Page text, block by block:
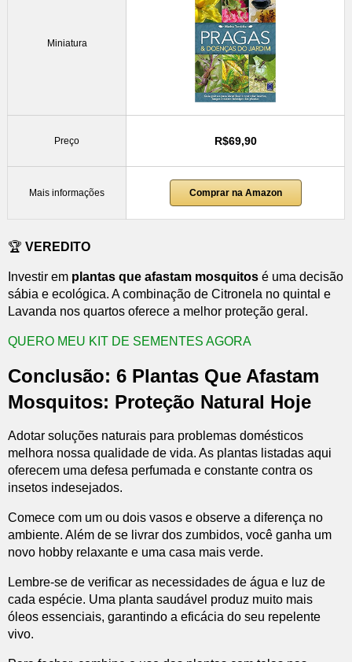
Miniatura
Preço R$69,90
Mais informações Comprar na Amazon
🏆 VEREDITO
Investir em plantas que afastam mosquitos é uma decisão
sábia e ecológica. A combinação de Citronela no quintal e
Lavanda nos quartos oferece a melhor proteção geral.
QUERO MEU KIT DE SEMENTES AGORA
Conclusão: 6 Plantas Que Afastam
Mosquitos: Proteção Natural Hoje
Adotar soluções naturais para problemas domésticos
melhora nossa qualidade de vida. As plantas listadas aqui
oferecem uma defesa perfumada e constante contra os
insetos indesejados.
Comece com um ou dois vasos e observe a diferença no
ambiente. Além de se livrar dos zumbidos, você ganha um
novo hobby relaxante e uma casa mais verde.
Lembre-se de verificar as necessidades de água e luz de
cada espécie. Uma planta saudável produz muito mais
óleos essenciais, garantindo a eficácia do seu repelente
vivo.